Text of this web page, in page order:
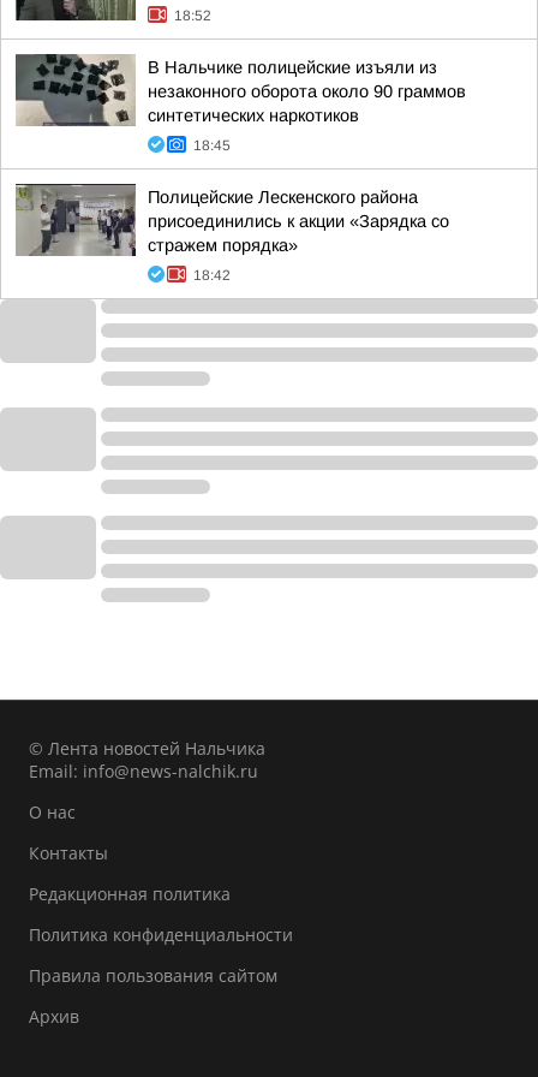
18:52
В Нальчике полицейские изъяли из
незаконного оборота около 90 граммов
синтетических наркотиков
18:45
Полицейские Лескенского района
присоединились к акции «Зарядка со
стражем порядка»
18:42
© Лента новостей Нальчика
Email: info@news-nalchik.ru
О нас
Контакты
Редакционная политика
Политика конфиденциальности
Правила пользования сайтом
Архив